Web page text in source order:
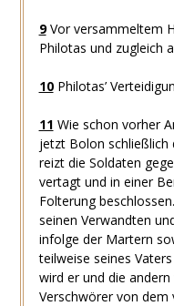
9Vor versammeltem
Philotas und zugleich
10Philotas’
11 Wie schon vorher
jetzt Bolon schließlich
reizt die Soldaten
vertagt und in einer
Folterung
seinen Verwandten
infolge der Martern
teilweise seines
wird er und die
Verschwörer von dem